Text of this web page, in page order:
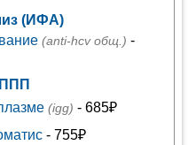
(ИФА)
(anti-hcv общ.) -
(igg) - 685₽
- 755₽